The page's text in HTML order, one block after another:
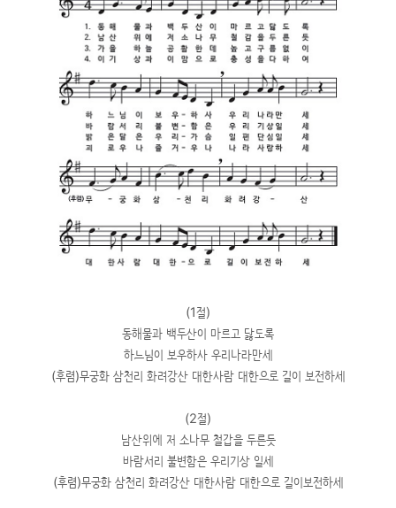
(1절)
동해물과 백두산이 마르고 닳도록
하느님이 보우하사 우리나라만세
(후렴)무궁화 삼천리 화려강산 대한사람 대한으로 길이 보전하세
(2절)
남산위에 저 소나무 철갑을 두른듯
바람서리 불변함은 우리기상 일세
(후렴)무궁화 삼천리 화려강산 대한사람 대한으로 길이보전하세